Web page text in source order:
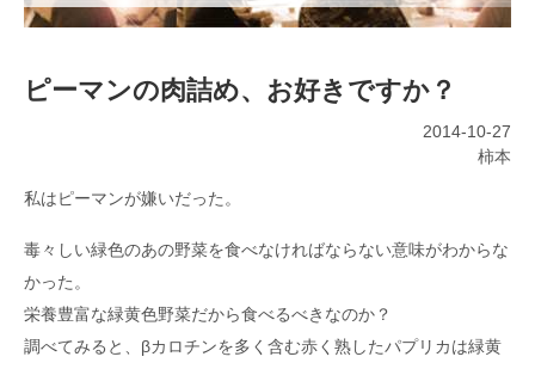
ピーマンの肉詰め、お好きですか？
2014-10-27
柿本
私はピーマンが嫌いだった。
毒々しい緑色のあの野菜を食べなければならない意味がわからな
かった。
栄養豊富な緑黄色野菜だから食べるべきなのか？
調べてみると、βカロチンを多く含む赤く熟したパプリカは緑黄